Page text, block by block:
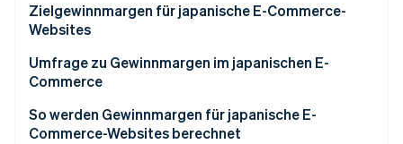
Stripe-Sessions 2026
Zielgewinnmargen für japanische E-Commerce-
Websites
Die 3-3-4-Regel
Umfrage zu Gewinnmargen im japanischen E-
Commerce
Verteilung der Betriebsgewinnmargen in E-
Commerce-Unternehmen
So werden Gewinnmargen für japanische E-
Commerce-Websites berechnet